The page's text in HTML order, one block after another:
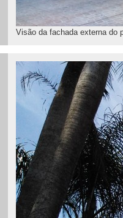
Visão da fachada externa do